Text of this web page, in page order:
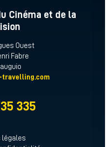
Cinéma et de la
Ouest
Fabre
335
légales